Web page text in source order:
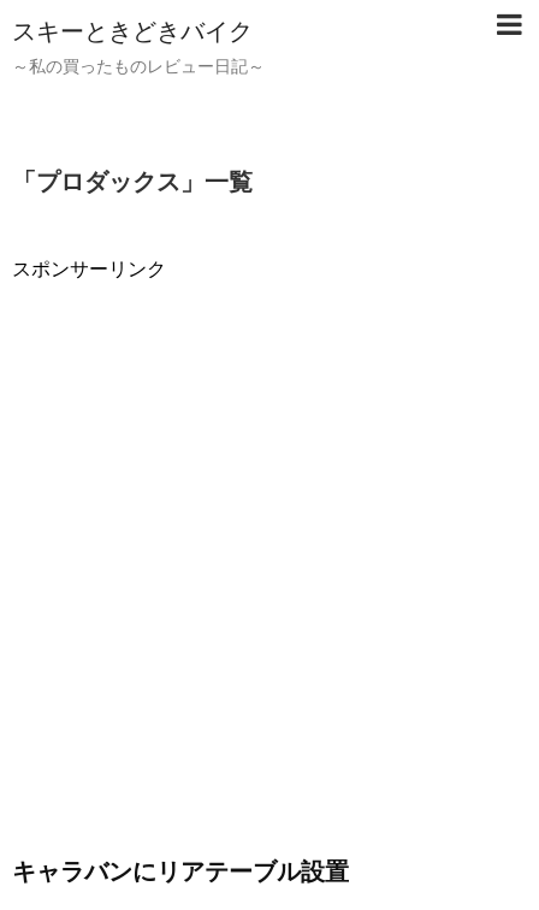
スキーときどきバイク
～私の買ったものレビュー日記～
「 プロダックス 」 一覧
スポンサーリンク
キャラバンにリアテーブル設置